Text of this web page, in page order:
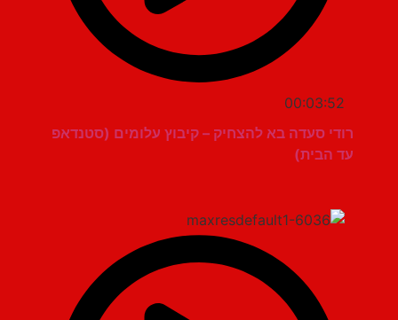
00:03:52
רודי סעדה בא להצחיק – קיבוץ עלומים (סטנדאפ
עד הבית)